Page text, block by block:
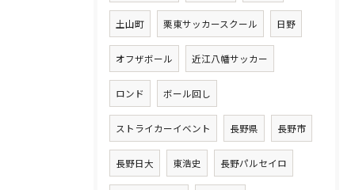
土山町 栗東サッカースクール 日野
オフザボール 近江八幡サッカー
ロンド ボール回し
ストライカーイベント 長野県 長野市
長野日大 東浩史 長野パルセイロ